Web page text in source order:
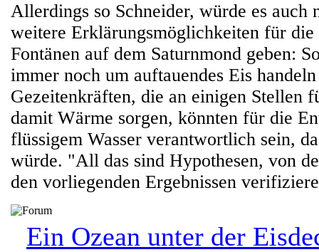
Allerdings so Schneider, würde es auch
weitere Erklärungsmöglichkeiten für
Fontänen auf dem Saturnmond geben:
immer noch um auftauendes Eis
Gezeitenkräften, die an einigen Stellen
damit Wärme sorgen, könnten für die
flüssigem Wasser verantwortlich sein,
würde. "All das sind Hypothesen, von
den vorliegenden Ergebnissen
Ein Ozean unter der